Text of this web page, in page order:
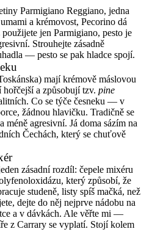
Parmigiano Reggiano, jedna
a krémovost, Pecorino dá
jen Parmigiano, pesto je
Strouhejte zásadně
— pesto se pak hladce spojí.
mají krémově máslovou
a způsobují tzv. pine
Co se týče česneku — v
žádnou hlavičku. Tradičně se
méně agresivní. Já doma sázím na
Čechách, který se chuťově
zásadní rozdíl: čepele mixéru
který způsobí, že
studeně, listy spíš mačká, než
dejte do něj nejprve nádobu na
a v dávkách. Ale věřte mi —
z Carrary se vyplatí. Stojí kolem